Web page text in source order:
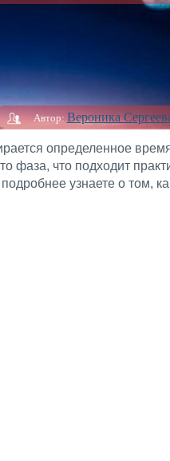
Автор: Вероника
определенное
фаза, что подходит
узнаете о том,